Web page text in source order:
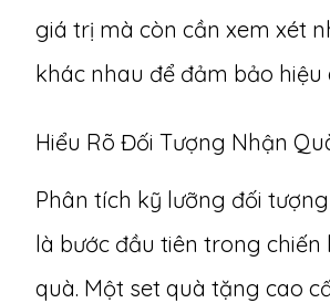
giá trị mà còn cần xem xét
khác nhau để đảm bảo hiệu
Hiểu Rõ Đối Tượng Nhận
Phân tích kỹ lưỡng đối
là bước đầu tiên trong chiến
quà. Một set quà tặng cao